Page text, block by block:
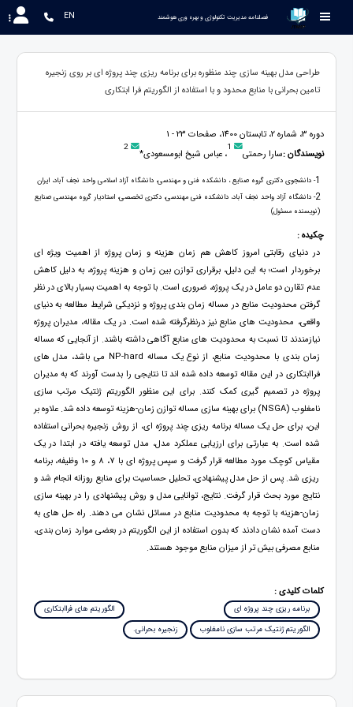
EN
طراحی مدل بهینه سازی چند منظوره برای برنامه ریزی چند پروژه ای بر روی زنجیره
تامین بحرانی با منابع محدود و با استفاده از الگوریتم فرا ابتکاری
دوره 3، شماره 2، تابستان 1400، صفحات 23 - 1
نویسندگان :سارا رحمتی 1، عباس شیخ ابومسعودی* 2
1- دانشجوی دکتری گروه صنایع ، دانشکده فنی و مهندسی، دانشگاه آزاد اسلامی واحد نجف آباد، ایران
2- دانشگاه آزاد واحد نجف آباد، دانشکده فنی مهندسی، دکتری تخصصی، استادیار گروه مهندسی صنایع
(نویسنده مسئول)
چکیده :
در دنیای رقابتی امروز کاهش هم زمان هزینه و زمان پروژه از اهمیت ویژه ای
برخوردار است؛ به این دلیل، برقراری توازن بین زمان و هزینه پروژه، به دلیل کاهش
عدم تقارن دو عامل در یک پروژه، ضروری است. با توجه به اهمیت بسیار بالای در نظر
گرفتن محدودیت منابع در مساله زمان بندی پروژه و نزدیکی شرایط مطالعه به دنیای
واقعی، محدودیت های منابع نیز درنظرگرفته شده است. در یک مقاله، مدیران پروژه
نیازمندند تا نسبت به محدودیت های منابع آگاهی داشته باشند. از آنجایی که مساله
زمان بندی با محدودیت منابع، از نوع یک مساله NP-hard می باشد، مدل های
فراابتکاری در این مقاله توسعه داده شده اند تا نتایجی را بدست آورند که به مدیران
پروژه در تصمیم گیری کمک کنند. برای این منظور الگوریتم ژنتیک مرتب سازی
نامغلوب (NSGA) برای بهینه سازی مساله توازن زمان-هزینه توسعه داده شد. علاوه بر
این، برای حل یک مساله برنامه ریزی چند پروژه ای، از روش زنجیره بحرانی استفاده
شده است. به عبارتی برای ارزیابی عملکرد مدل، مدل توسعه یافته در ابتدا در یک
مقیاس کوچک مورد مطالعه قرار گرفت و سپس پروژه ای با 7، 8 و 10 وظیفه، برنامه
ریزی شد. پس از حل مدل پیشنهادی، تحلیل حساسیت برای منابع روزانه انجام شد و
نتایج مورد بحث قرار گرفت. نتایج، توانایی مدل و روش پیشنهادی را در بهینه سازی
زمان-هزینه با توجه به محدودیت منابع در مسائل نشان می دهند. راه حل های به
دست آمده نشان دادند كه بدون استفاده از این الگوریتم در بعضی موارد زمان بندی،
منابع مصرفی بیش تر از میزان منابع موجود هستند.
کلمات کلیدی :
برنامه ریزی چند پروژه ای
الگوریتم های فراابتکاری
الگوریتم ژنتیک مرتب سازی نامغلوب
زنجیره بحرانی.